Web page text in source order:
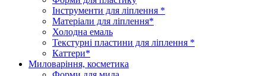
Інструменти для ліплення *
Матеріали для ліплення*
Холодна емаль
Текстурні пластини для ліплення *
Каттери*
Миловаріння, косметика